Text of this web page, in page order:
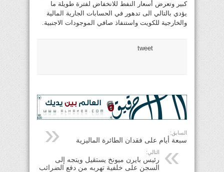
كبير وتعرض أسعار النفط للانخفاض لفترة طويلة ما
يؤدي بالتالي الى تدهور في الحسابات الجارية المالية
والخارجية للكويت واستنفاذ صافي الموجودات الاجنبية.
tweet
السابق:
سبعة أيام على فقدان الطائرة الماليزية
التالي:
رئيس بايرن ميونخ يستقيل ويتجه إلى
السجن على خلفية تهربه من دفع الضرائب